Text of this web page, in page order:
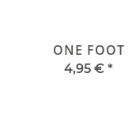
ONE FOOT
4,95 € *